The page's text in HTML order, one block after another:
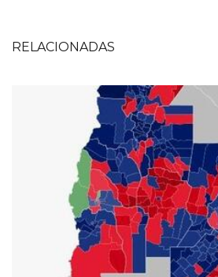
RELACIONADAS